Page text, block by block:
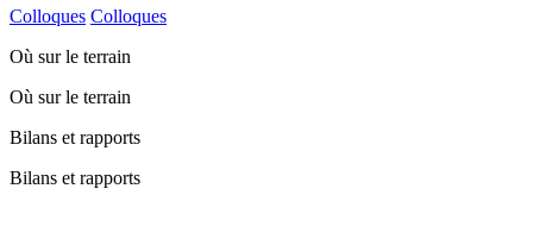
Colloques Colloques
Où sur le terrain
Où sur le terrain
Bilans et rapports
Bilans et rapports